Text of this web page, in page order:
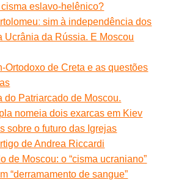
cisma eslavo-helênico?
sim à independência dos
Ucrânia da Rússia. E Moscou
Ortodoxo de Creta e as questões
do Patriarcado de Moscou.
nomeia dois exarcas em Kiev
sobre o futuro das Igrejas
de Andrea Riccardi
de Moscou: o “cisma ucraniano”
“derramamento de sangue”